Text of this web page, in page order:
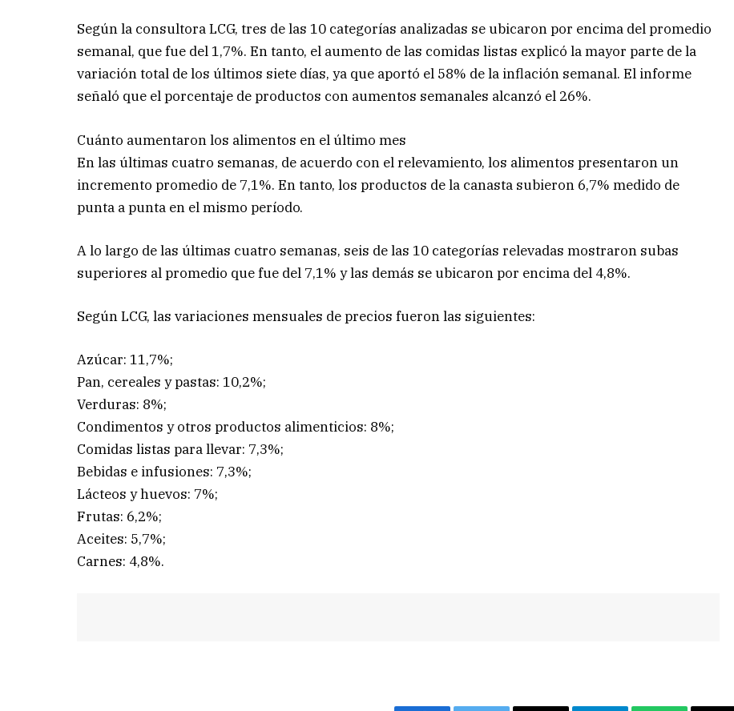
Según la consultora LCG, tres de las 10 categorías analizadas se ubicaron por encima del promedio
semanal, que fue del 1,7%. En tanto, el aumento de las comidas listas explicó la mayor parte de la
variación total de los últimos siete días, ya que aportó el 58% de la inflación semanal. El informe
señaló que el porcentaje de productos con aumentos semanales alcanzó el 26%.
Cuánto aumentaron los alimentos en el último mes
En las últimas cuatro semanas, de acuerdo con el relevamiento, los alimentos presentaron un
incremento promedio de 7,1%. En tanto, los productos de la canasta subieron 6,7% medido de
punta a punta en el mismo período.
A lo largo de las últimas cuatro semanas, seis de las 10 categorías relevadas mostraron subas
superiores al promedio que fue del 7,1% y las demás se ubicaron por encima del 4,8%.
Según LCG, las variaciones mensuales de precios fueron las siguientes:
Azúcar: 11,7%;
Pan, cereales y pastas: 10,2%;
Verduras: 8%;
Condimentos y otros productos alimenticios: 8%;
Comidas listas para llevar: 7,3%;
Bebidas e infusiones: 7,3%;
Lácteos y huevos: 7%;
Frutas: 6,2%;
Aceites: 5,7%;
Carnes: 4,8%.